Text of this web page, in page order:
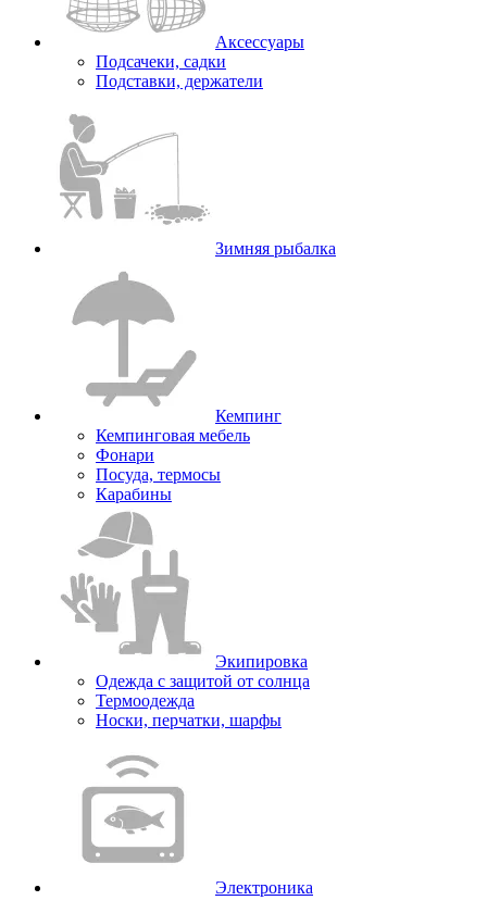
Аксессуары
Подсачеки, садки
Подставки, держатели
Зимняя рыбалка
Кемпинг
Кемпинговая мебель
Фонари
Посуда, термосы
Карабины
Экипировка
Одежда с защитой от солнца
Термоодежда
Носки, перчатки, шарфы
Электроника